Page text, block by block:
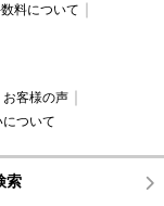
料について
お客様の声
ついて
索